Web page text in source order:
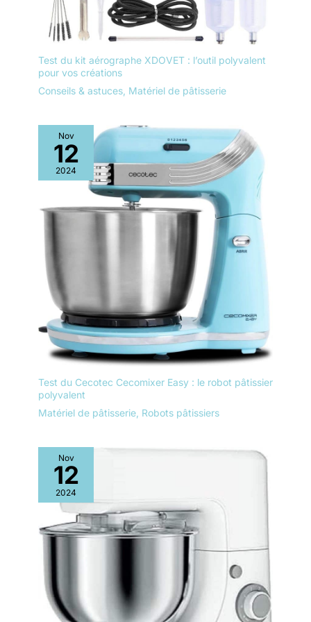
Test du kit aérographe XDOVET : l’outil polyvalent
pour vos créations
Conseils & astuces, Matériel de pâtisserie
Nov
12
2024
Test du Cecotec Cecomixer Easy : le robot pâtissier
polyvalent
Matériel de pâtisserie Robots pâtissiers
Nov
12
2024